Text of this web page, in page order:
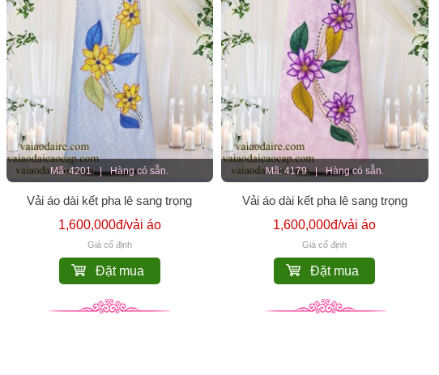
Mã: 4201 | Hàng có sẵn.
Vải áo dài kết pha lê sang trọng
1,600,000đ/vải áo
Giá cố định
Đặt mua
Mã: 4179 | Hàng có sẵn.
Vải áo dài kết pha lê sang trọng
1,600,000đ/vải áo
Giá cố định
Đặt mua